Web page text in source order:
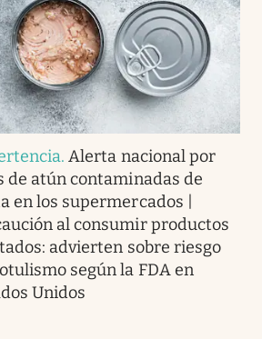
.Alerta nacional por
de atún contaminadas de
en los supermercados |
al consumir productos
advierten sobre riesgo
según la FDA en
Unidos